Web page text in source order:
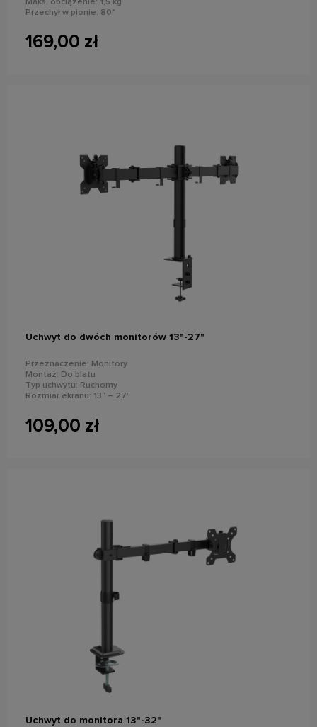
Maks. obciążenie: 1,5 kg
Przechył w pionie: 80°
169,00 zł
Uchwyt do dwóch monitorów 13"-27"
Przeznaczenie: Monitory
Montaż: Do blatu
Typ uchwytu: Ruchomy
Rozmiar ekranu: 13” – 27”
Standard VESA: 75x75, 100x100
109,00 zł
powiadom o dostępności
Uchwyt do monitora 13"-32"
powiadom o dostępności